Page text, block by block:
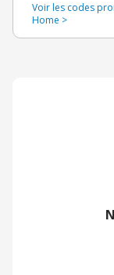
Voir les codes
Home >